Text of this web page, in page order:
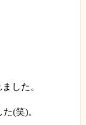
した。
た(笑)。